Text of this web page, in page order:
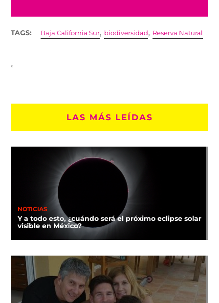
TAGS: Baja California Sur, biodiversidad, Reserva Natural
LAS MÁS LEÍDAS
NOTICIAS
Y a todo esto, ¿cuándo será el próximo eclipse solar
visible en México?